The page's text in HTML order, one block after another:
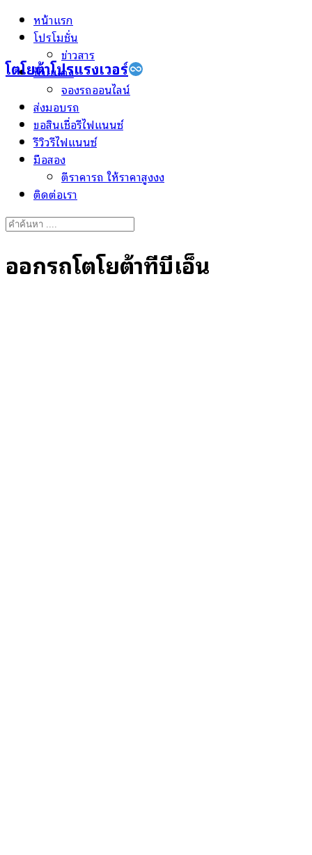
Skip
โตโยต้าโปรแรงเวอร์
หน้าแรก
โปรโมชั่น
ข่าวสาร
ป้ายแดง
จองรถออนไลน์
ส่งมอบรถ
ขอสินเชื่อรีไฟแนนซ์
รีวิวรีไฟแนนซ์
มือสอง
ตีราคารถ ให้ราคาสูงงง
ติดต่อเรา
Search
ออกรถโตโยต้าทีบีเอ็น